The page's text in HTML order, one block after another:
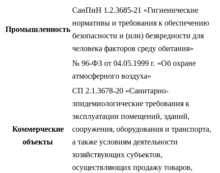
Промышленность
СанПиН 1.2.3685-21 «Гигиенические
нормативы и требования к обеспечению
безопасности и (или) безвредности для
человека факторов среду обитания»
№ 96-ФЗ от 04.05.1999 г. «Об охране
атмосферного воздуха»
Коммерческие
объекты
СП 2.1.3678-20 «Санитарно-
эпидемиологические требования к
эксплуатации помещений, зданий,
сооружения, оборудования и транспорта,
а также условиям деятельности
хозяйствующих субъектов,
осуществляющих продажу товаров,